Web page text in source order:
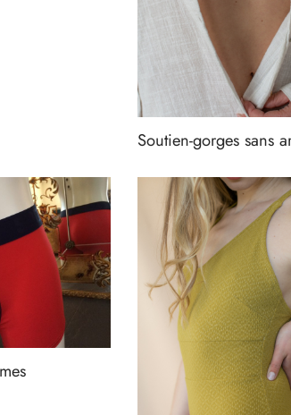
Soutien-gorges sans